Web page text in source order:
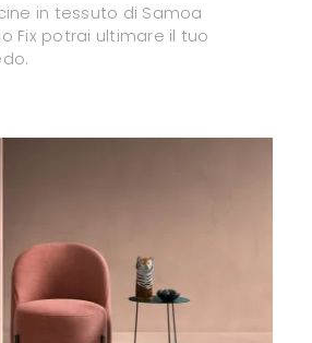
in tessuto di Samoa
Fix potrai ultimare il tuo